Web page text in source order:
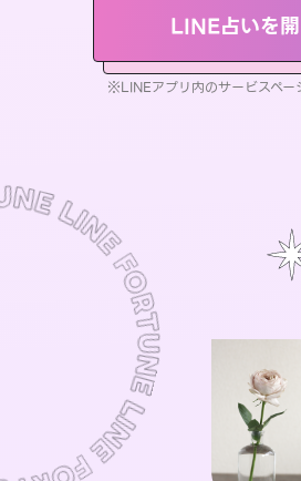
LINE占いを
※LINEアプリ内のサービスペー